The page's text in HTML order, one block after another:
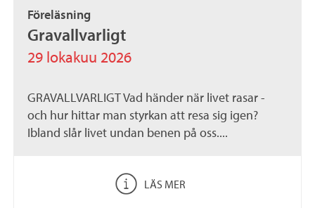
Föreläsning
Gravallvarligt
29 lokakuu 2026
GRAVALLVARLIGT Vad händer när livet rasar -
och hur hittar man styrkan att resa sig igen?
Ibland slår livet undan benen på oss....
LÄS MER